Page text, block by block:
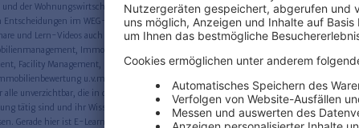
der Wohnungswirtschaft im
Entscheidungen im WEG-Recht und
und Lern-Videos auch zahlreiche
Immobilien-
Facility Management,
u.v.m. Eine
unverzichtbar, die in der
tätig sind und ihr Wissen auf dem
Gerade hier ist E-Learning eine